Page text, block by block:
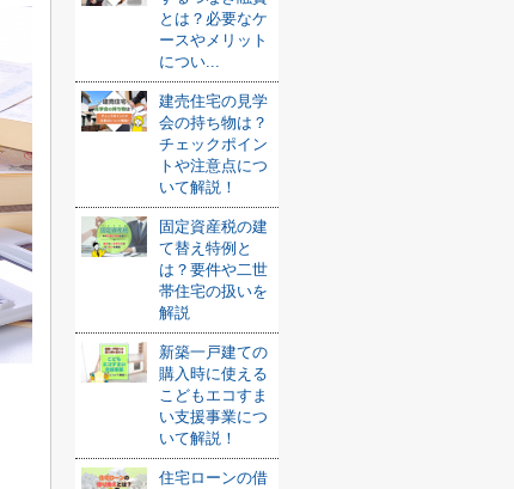
とは？必要なケ
ースやメリット
につい...
建売住宅の見学
会の持ち物は？
チェックポイン
トや注意点につ
いて解説！
固定資産税の建
て替え特例と
は？要件や二世
帯住宅の扱いを
解説
新築一戸建ての
購入時に使える
こどもエコすま
い支援事業につ
いて解説！
住宅ローンの借